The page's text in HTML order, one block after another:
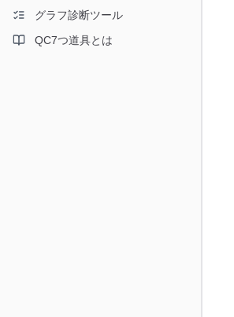
グラフ診断ツール
QC7つ道具とは